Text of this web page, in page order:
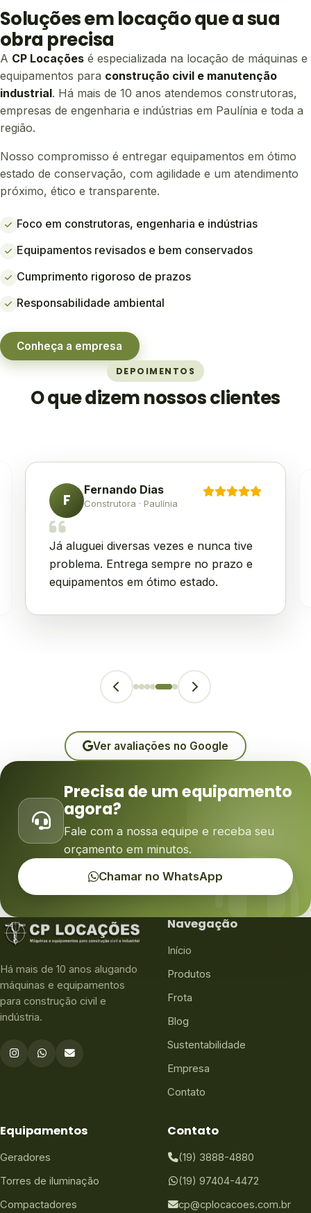
Soluções em locação que a sua
obra precisa
A CP Locações é especializada na locação de máquinas e
equipamentos para construção civil e manutenção
industrial. Há mais de 10 anos atendemos construtoras,
empresas de engenharia e indústrias em Paulínia e toda a
região.
Nosso compromisso é entregar equipamentos em ótimo
estado de conservação, com agilidade e um atendimento
próximo, ético e transparente.
Foco em construtoras, engenharia e indústrias
Equipamentos revisados e bem conservados
Cumprimento rigoroso de prazos
Responsabilidade ambiental
Conheça a empresa
DEPOIMENTOS
O que dizem nossos clientes
F
Fernando Dias
Construtora · Paulínia
Já aluguei diversas vezes e nunca tive
problema. Entrega sempre no prazo e
equipamentos em ótimo estado.
Ver avaliações no Google
Precisa de um equipamento
agora?
Fale com a nossa equipe e receba seu
orçamento em minutos.
Chamar no WhatsApp
Há mais de 10 anos alugando
máquinas e equipamentos
para construção civil e
indústria.
Navegação
Início
Produtos
Frota
Blog
Sustentabilidade
Empresa
Contato
Equipamentos
Geradores
Torres de iluminação
Compactadores
Contato
(19) 3888-4880
(19) 97404-4472
cp@cplocacoes.com.br